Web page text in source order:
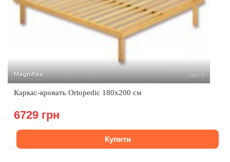
Magniflex 29873
Каркас-кровать Ortopedic 180х200 см
6729 грн
Купити